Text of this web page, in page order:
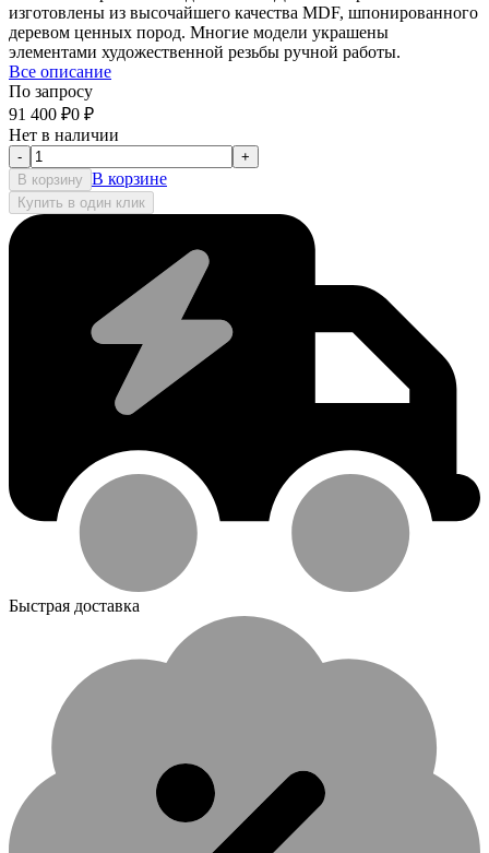
изготовлены из высочайшего качества MDF, шпонированного
деревом ценных пород. Многие модели украшены
элементами художественной резьбы ручной работы.
Все описание
По запросу
91 400 ₽0 ₽
Нет в наличии
-
+
В корзину В корзине
Купить в один клик
Быстрая доставка